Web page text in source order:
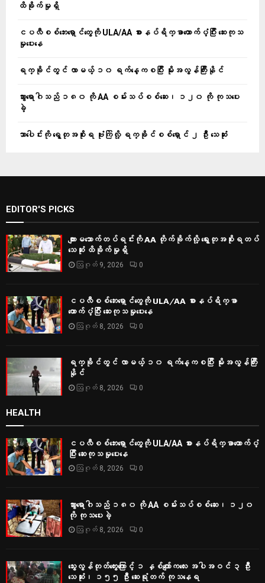
ထိခိုက်မှုရှိ
ငပလီစစ်ဘေးရှောင်တွေကို ULA/AA စားနပ်ရိက္ခာထောက်ပံ့ပြီး ဆေးကုသ
မှုပေးနေ
ရက္ခိုင်တွင် လာမယ့် ၁၀ ရက်နေ့ကစပြီး မိုးအလွန်ကြီးနိုင်
သွားရောဂါသည် ၁၈၀ ကို AA စမ်းသပ်စစ်ဆေး၊ ၁၂၀ ကို ကုသပေး
ခဲ့
သာပေါင်းကို ရွေတုအစိုးရ ဗုံးကြဲလို့ ရက္ခိုင်စစ်ရှောင် ၂ ဦး သေဆုံး
EDITOR'S PICKS
ကျားမသောက်တပ်ရင်းကို AA တိုက်ခိုက်လို့ ရွေးတုအစိုးရတပ်
သေဆုံး ထိခိုက်မှုရှိ
ဩဂုတ် 9, 2026 0
ငပလီစစ်ဘေးရှောင်တွေကို ULA/AA စားနပ်ရိက္ခာ
ထောက်ပံ့ပြီး ဆေးကုသမှုပေးနေ
ဩဂုတ် 8, 2026 0
ရက္ခိုင်တွင် လာမယ့် ၁၀ ရက်နေ့ကစပြီး မိုးအလွန်ကြီး
နိုင်
ဩဂုတ် 8, 2026 0
HEALTH
ငပလီစစ်ဘေးရှောင်တွေကို ULA/AA စားနပ်ရိက္ခာထောက်ပံ့
ပြီး ဆေးကုသမှုပေးနေ
ဩဂုတ် 8, 2026 0
သွားရောဂါသည် ၁၈၀ ကို AA စမ်းသပ်စစ်ဆေး၊ ၁၂၀
ကို ကုသပေးခဲ့
ဩဂုတ် 8, 2026 0
သွေးလွန်တုတ်ကွေးကြောင့် ၁ နှစ်ကျော်ကလေး အပါအဝင် ၃ ဦး
သေဆုံး၊ ၁၅၅ ဦး ဆေးရုံတက် ကုသနေရ